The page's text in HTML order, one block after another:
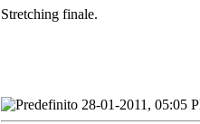
Stretching finale.
28-01-2011, 05:05